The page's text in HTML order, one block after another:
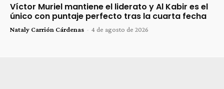
Víctor Muriel mantiene el liderato y Al Kabir es el
único con puntaje perfecto tras la cuarta fecha
Nataly Carrión Cárdenas - 4 de agosto de 2026